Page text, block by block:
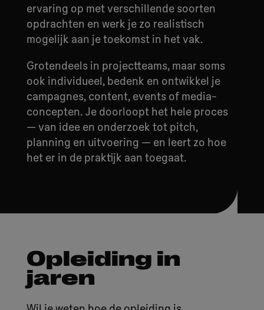
ervaring op met verschillende soorten
opdrachten en werk je zo realistisch
mogelijk aan je toekomst in het vak.
Grotendeels in projectteams, maar soms
ook individueel, bedenk en ontwikkel je
campagnes, content, events of media-
concepten. Je doorloopt het hele proces
— van idee en onderzoek tot pitch,
planning en uitvoering — en leert zo hoe
het er in de praktijk aan toegaat.
Opleiding in
jaren